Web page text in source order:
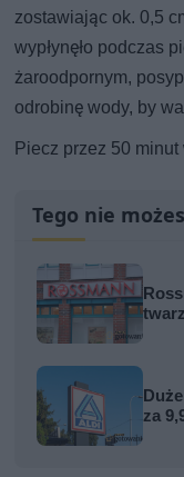
zostawiając ok. 0,5
wypłynęło podczas
żaroodpornym,
odrobinę wody, by
Piecz przez 50
Tego nie
za